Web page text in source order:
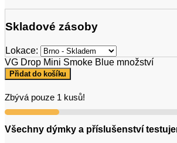
Skladové zásoby
Lokace:
VG Drop Mini Smoke Blue množství
Přidat do košíku
Zbývá pouze 1 kusů!
Všechny dýmky a příslušenství